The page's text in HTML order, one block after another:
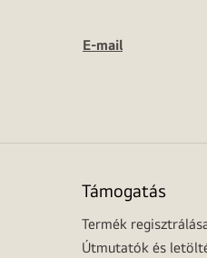
E-mail
Támogatás
Termék
Útmutatók és